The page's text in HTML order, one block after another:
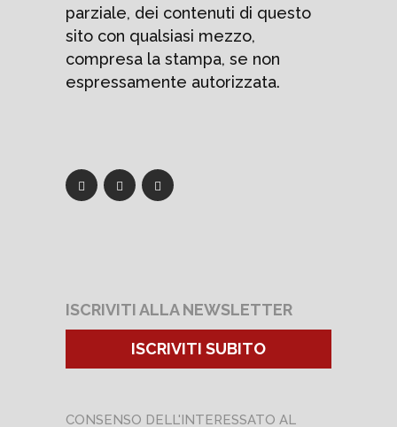
parziale, dei contenuti di questo
sito con qualsiasi mezzo,
compresa la stampa, se non
espressamente autorizzata.
ISCRIVITI ALLA NEWSLETTER
ISCRIVITI SUBITO
CONSENSO DELL'INTERESSATO AL